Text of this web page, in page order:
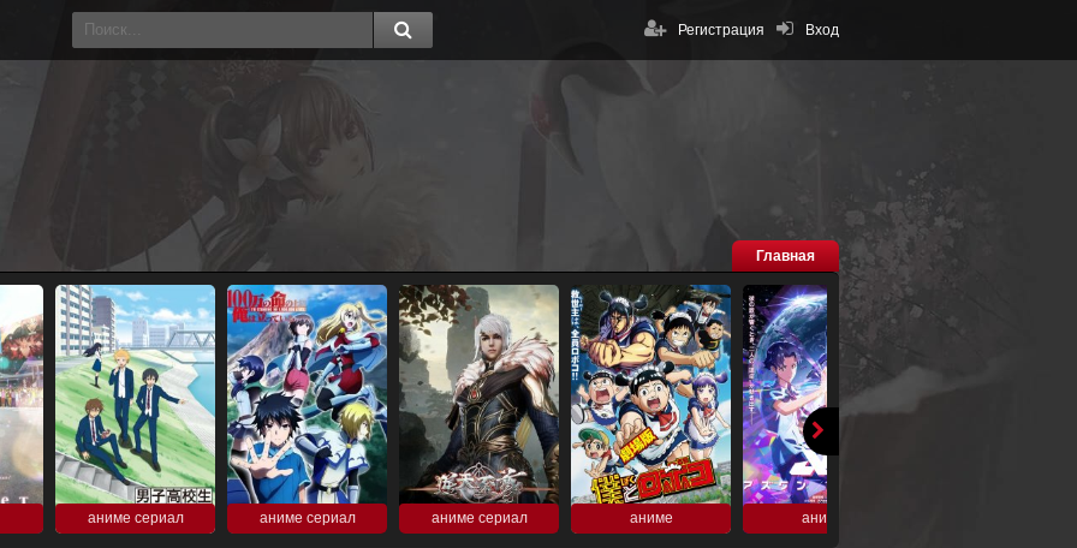
Вход
Регистрация
Главная
аниме сериал аниме сериал аниме сериал аниме аниме